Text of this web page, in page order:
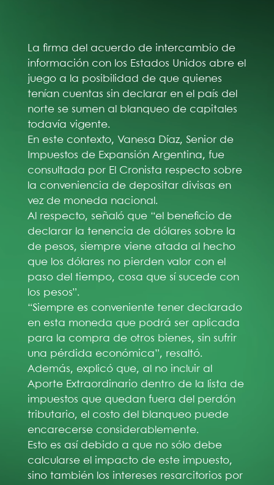
La firma del acuerdo de intercambio de
información con los Estados Unidos abre el
juego a la posibilidad de que quienes
tenían cuentas sin declarar en el país del
norte se sumen al blanqueo de capitales
todavía vigente.
En este contexto, Vanesa Díaz, Senior de
Impuestos de Expansión Argentina, fue
consultada por El Cronista respecto sobre
la conveniencia de depositar divisas en
vez de moneda nacional.
Al respecto, señaló que “el beneficio de
declarar la tenencia de dólares sobre la
de pesos, siempre viene atada al hecho
que los dólares no pierden valor con el
paso del tiempo, cosa que sí sucede con
los pesos”.
“Siempre es conveniente tener declarado
en esta moneda que podrá ser aplicada
para la compra de otros bienes, sin sufrir
una pérdida económica”, resaltó.
Además, explicó que, al no incluir al
Aporte Extraordinario dentro de la lista de
impuestos que quedan fuera del perdón
tributario, el costo del blanqueo puede
encarecerse considerablemente.
Esto es así debido a que no sólo debe
calcularse el impacto de este impuesto,
sino también los intereses resarcitorios por